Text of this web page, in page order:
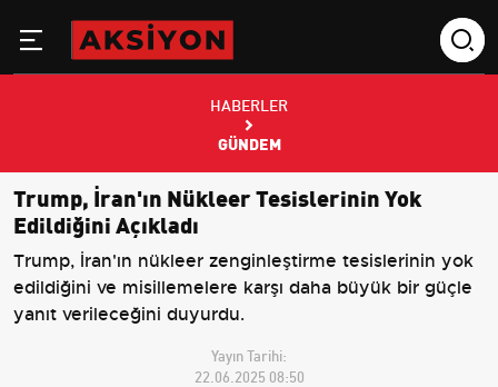
HABERLER
GÜNDEM
Trump, İran'ın Nükleer Tesislerinin Yok
Edildiğini Açıkladı
Trump, İran'ın nükleer zenginleştirme tesislerinin yok
edildiğini ve misillemelere karşı daha büyük bir güçle
yanıt verileceğini duyurdu.
Yayın Tarihi:
22.06.2025 08:50